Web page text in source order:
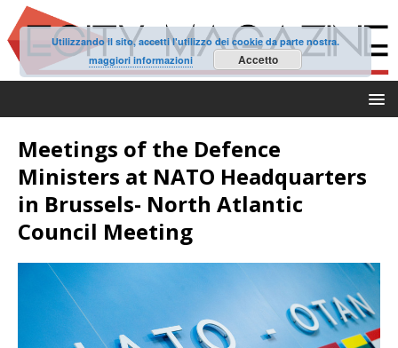
Meetings of the Defence
Ministers at NATO Headquarters
in Brussels- North Atlantic
Council Meeting
Utilizzando il sito, accetti l'utilizzo dei cookie da parte nostra.
maggiori informazioni
Accetto